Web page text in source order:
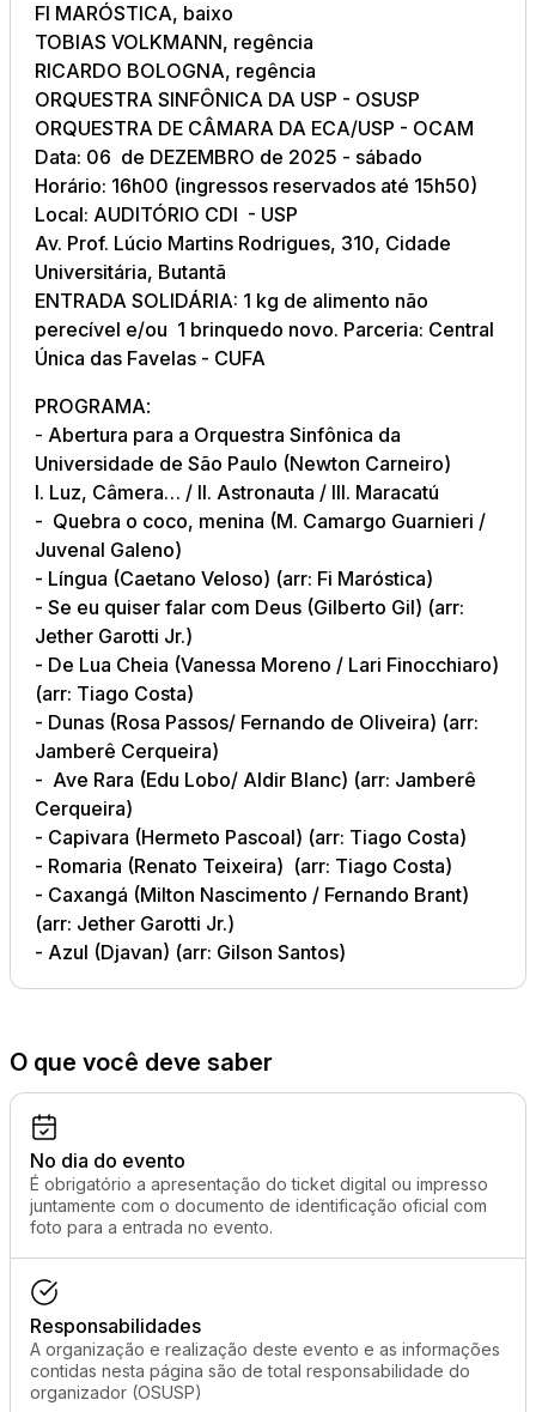
FI MARÓSTICA, baixo
TOBIAS VOLKMANN, regência
RICARDO BOLOGNA, regência
ORQUESTRA SINFÔNICA DA USP - OSUSP
ORQUESTRA DE CÂMARA DA ECA/USP - OCAM
Data: 06 de DEZEMBRO de 2025 - sábado
Horário: 16h00 (ingressos reservados até 15h50)
Local: AUDITÓRIO CDI - USP
Av. Prof. Lúcio Martins Rodrigues, 310, Cidade
Universitária, Butantã
ENTRADA SOLIDÁRIA: 1 kg de alimento não
perecível e/ou 1 brinquedo novo. Parceria: Central
Única das Favelas - CUFA
PROGRAMA:
- Abertura para a Orquestra Sinfônica da
Universidade de São Paulo (Newton Carneiro)
I. Luz, Câmera… / II. Astronauta / III. Maracatú
- Quebra o coco, menina (M. Camargo Guarnieri /
Juvenal Galeno)
- Língua (Caetano Veloso) (arr: Fi Maróstica)
- Se eu quiser falar com Deus (Gilberto Gil) (arr:
Jether Garotti Jr.)
- De Lua Cheia (Vanessa Moreno / Lari Finocchiaro)
(arr: Tiago Costa)
- Dunas (Rosa Passos/ Fernando de Oliveira) (arr:
Jamberê Cerqueira)
- ⁠Ave Rara (Edu Lobo/ Aldir Blanc) (arr: Jamberê
Cerqueira)
- Capivara (Hermeto Pascoal) (arr: Tiago Costa)
- Romaria (Renato Teixeira) (arr: Tiago Costa)
- Caxangá (Milton Nascimento / Fernando Brant)
(arr: Jether Garotti Jr.)
- Azul (Djavan) (arr: Gilson Santos)
O que você deve saber
No dia do evento
É obrigatório a apresentação do ticket digital ou impresso
juntamente com o documento de identificação oficial com
foto para a entrada no evento.
Responsabilidades
A organização e realização deste evento e as informações
contidas nesta página são de total responsabilidade do
organizador (OSUSP)